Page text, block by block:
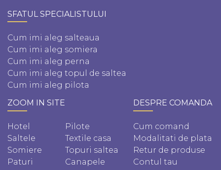
SFATUL SPECIALISTULUI
Cum imi aleg salteaua
Cum imi aleg somiera
Cum imi aleg perna
Cum imi aleg topul de saltea
Cum imi aleg pilota
ZOOM IN SITE
Hotel
Saltele
Somiere
Paturi
Pilote
Textile casa
Topuri saltea
Canapele
DESPRE COMANDA
Cum comand
Modalitati de plata
Retur de produse
Contul tau